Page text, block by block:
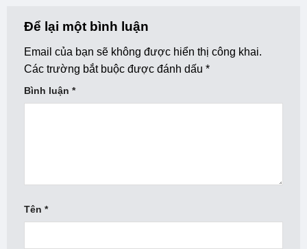
Để lại một bình luận
Email của bạn sẽ không được hiển thị công khai.
Các trường bắt buộc được đánh dấu *
Bình luận *
Tên *